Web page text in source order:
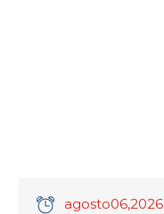
agosto06,2026